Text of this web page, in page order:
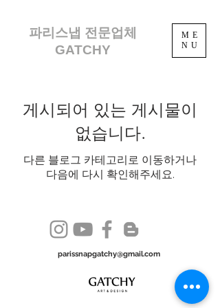
ME
NU
파리스냅 전문업체
GATCHY
게시되어 있는 게시물이
없습니다.
다른 블로그 카테고리로 이동하거나
다음에 다시 확인해주세요.
parissnapgatchy@gmail.com